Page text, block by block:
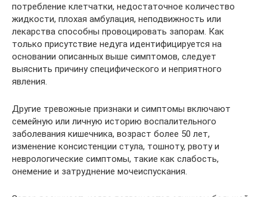
потребление клетчатки, недостаточное количество
жидкости, плохая амбулация, неподвижность или
лекарства способны провоцировать запорам. Как
только присутствие недуга идентифицируется на
основании описанных выше симптомов, следует
выяснить причину специфического и неприятного
явления.
Другие тревожные признаки и симптомы включают
семейную или личную историю воспалительного
заболевания кишечника, возраст более 50 лет,
изменение консистенции стула, тошноту, рвоту и
неврологические симптомы, такие как слабость,
онемение и затруднение мочеиспускания.